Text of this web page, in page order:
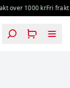
over 1000 krFri frakt